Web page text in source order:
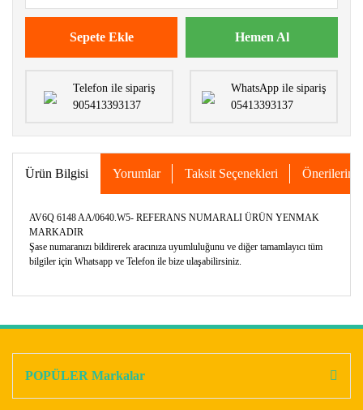
Sepete Ekle Hemen Al
Telefon ile sipariş
905413393137
WhatsApp ile sipariş
05413393137
Ürün Bilgisi Yorumlar Taksit Seçenekleri Önerileriniz
AV6Q 6148 AA/0640.W5- REFERANS NUMARALI ÜRÜN YENMAK
MARKADIR
Şase numaranızı bildirerek aracınıza uyumluluğunu ve diğer tamamlayıcı tüm
bilgiler için Whatsapp ve Telefon ile bize ulaşabilirsiniz.
POPÜLER Markalar